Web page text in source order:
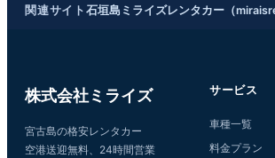
関連サイト 石垣島ミライズレンタカー（
株式会社ミライズ
宮古島の格安レンタカー
空港送迎無料、24時間営業
サービス
車種一覧
料金プラン